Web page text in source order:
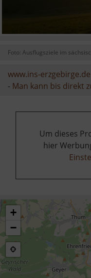
Foto: Ausflugsziele im
www.ins-erzgebirge.de
- Man kann bis direkt
Um dieses
hier
+
−